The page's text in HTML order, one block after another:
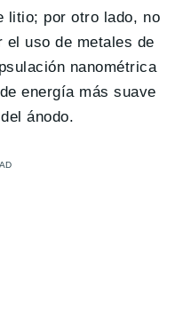
litio; por otro lado, no
el uso de metales de
nanométrica
energía más suave
ánodo.